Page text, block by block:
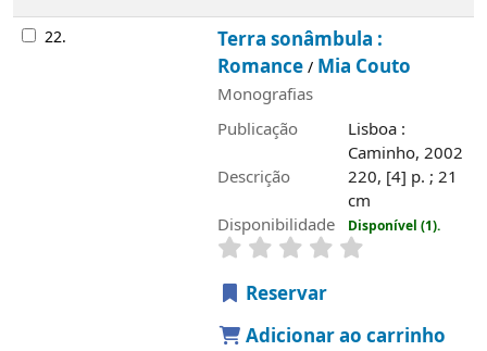
22.
Terra sonâmbula :
Romance/ Mia Couto
Monografias
Publicação
Lisboa :
Caminho, 2002
Descrição
220, [4] p. ; 21
cm
Disponibilidade
Disponível (1).
Reservar
Adicionar ao carrinho